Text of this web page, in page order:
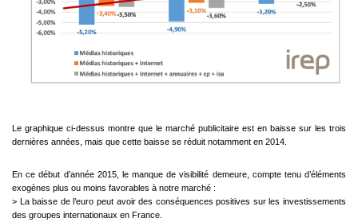
Le graphique ci-dessus montre que le marché publicitaire est en baisse sur les trois
dernières années, mais que cette baisse se réduit notamment en 2014.
En ce début d’année 2015, le manque de visibilité demeure, compte tenu d’éléments
exogènes plus ou moins favorables à notre marché :
> La baisse de l’euro peut avoir des conséquences positives sur les investissements
des groupes internationaux en France.